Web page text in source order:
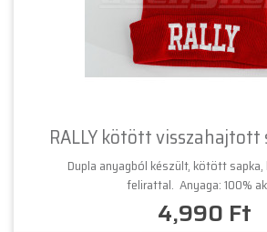
RALLY kötött visszahajtott
Dupla anyagból készült, kötött sapka,
felirattal. Anyaga: 100%
4,990 Ft